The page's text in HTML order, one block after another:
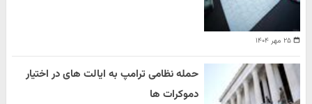
۲۵ مهر ۱۴۰۴
حمله نظامی ترامپ به ایالت های در اختیار
دموکرات ها